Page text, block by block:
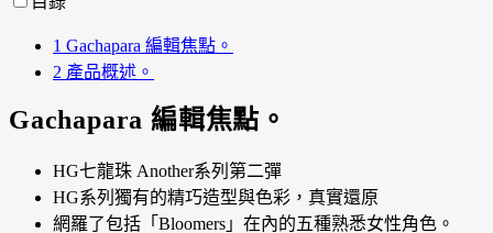
1 Gachapara 編輯焦點。
2 產品概述。
Gachapara 編輯焦點。
HG七龍珠 Another系列第二彈
HG系列獨有的精巧造型與色彩，真實還原
網羅了包括「Bloomers」在內的五種熟悉女性角色。